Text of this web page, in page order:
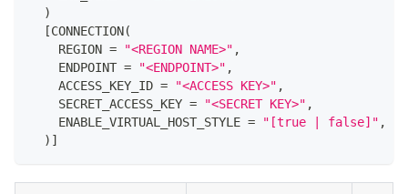
)
[CONNECTION(
    REGION
= "<REGION NAME>" ,
    ENDPOINT
= "<ENDPOINT>" ,
    ACCESS_KEY_ID
= "<ACCESS KEY>" ,
    SECRET_ACCESS_KEY
= "<SECRET KEY>" ,
    ENABLE_VIRTUAL_HOST_STYLE
= "[true | false]" ,
) ]